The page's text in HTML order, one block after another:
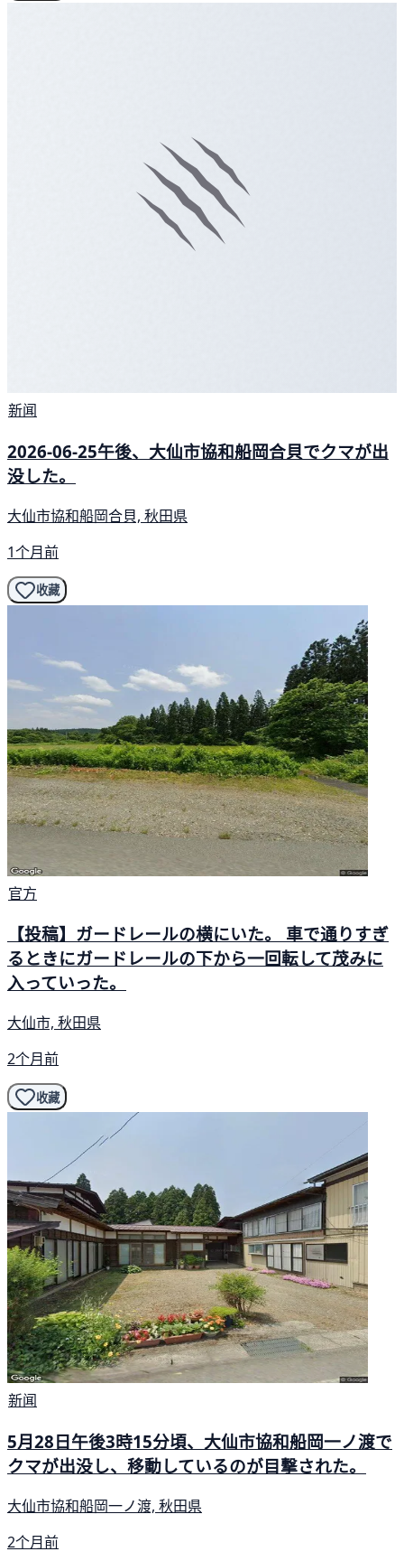
新闻
2026-06-25午後、大仙市協和船岡合貝でクマが出
没した。
大仙市協和船岡合貝, 秋田県
1个月前
收藏
官方
【投稿】ガードレールの横にいた。 車で通りすぎ
るときにガードレールの下から一回転して茂みに
入っていった。
大仙市, 秋田県
2个月前
收藏
新闻
5月28日午後3時15分頃、大仙市協和船岡一ノ渡で
クマが出没し、移動しているのが目撃された。
大仙市協和船岡一ノ渡, 秋田県
2个月前